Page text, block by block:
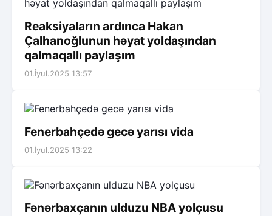
Reaksiyaların ardınca Hakan
Çalhanoğlunun həyat yoldaşından
qalmaqallı paylaşım
01.İyul.2025 13:57
Fenerbahçedə gecə yarısı vida
01.İyul.2025 13:22
Fənərbaxçanın ulduzu NBA yolçusu